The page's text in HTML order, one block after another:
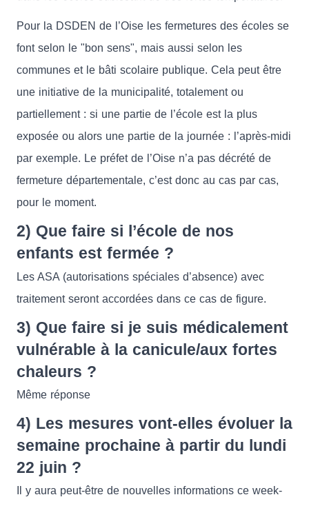
Pour la DSDEN de l’Oise les fermetures des écoles se
font selon le "bon sens", mais aussi selon les
communes et le bâti scolaire publique. Cela peut être
une initiative de la municipalité, totalement ou
partiellement : si une partie de l’école est la plus
exposée ou alors une partie de la journée : l’après-midi
par exemple. Le préfet de l’Oise n’a pas décrété de
fermeture départementale, c’est donc au cas par cas,
pour le moment.
2) Que faire si l’école de nos
enfants est fermée ?
Les ASA (autorisations spéciales d’absence) avec
traitement seront accordées dans ce cas de figure.
3) Que faire si je suis médicalement
vulnérable à la canicule/aux fortes
chaleurs ?
Même réponse
4) Les mesures vont-elles évoluer la
semaine prochaine à partir du lundi
22 juin ?
Il y aura peut-être de nouvelles informations ce week-